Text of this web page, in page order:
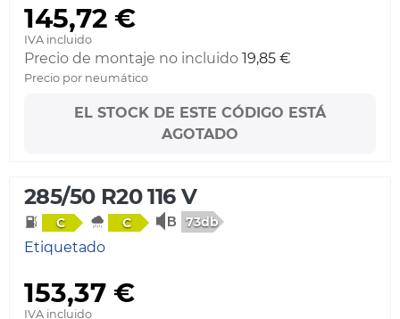
145,72 €
IVA incluido
Precio de montaje no incluido 19,85 €
Precio por neumático
EL STOCK DE ESTE CÓDIGO ESTÁ
AGOTADO
285/50 R20 116 V
C C 73db
Etiquetado
153,37 €
IVA incluido